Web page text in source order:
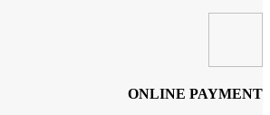
ONLINE PAYMENT